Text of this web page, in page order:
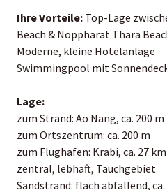
Ihre Vorteile: Top-Lage
Beach & Noppharat Thara
Moderne, kleine Hotelanlage
Swimmingpool mit
Lage:
zum Strand: Ao Nang, ca. 200 m
zum Ortszentrum: ca. 200 m
zum Flughafen: Krabi, ca. 27 km
zentral, lebhaft, Tauchgebiet
Sandstrand: flach abfallend,